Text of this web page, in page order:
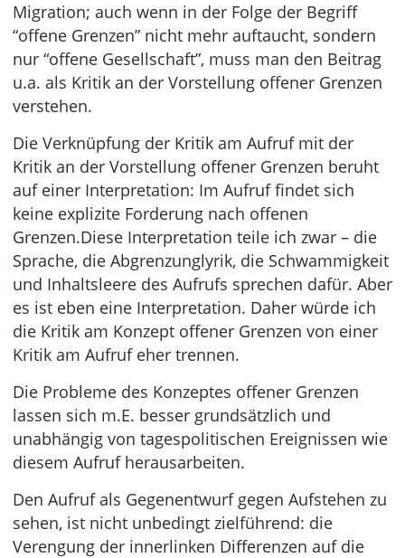
Migration; auch wenn in der Folge der Begriff
“offene Grenzen” nicht mehr auftaucht, sondern
nur “offene Gesellschaft”, muss man den Beitrag
u.a. als Kritik an der Vorstellung offener Grenzen
verstehen.
Die Verknüpfung der Kritik am Aufruf mit der
Kritik an der Vorstellung offener Grenzen beruht
auf einer Interpretation: Im Aufruf findet sich
keine explizite Forderung nach offenen
Grenzen.Diese Interpretation teile ich zwar – die
Sprache, die Abgrenzunglyrik, die Schwammigkeit
und Inhaltsleere des Aufrufs sprechen dafür. Aber
es ist eben eine Interpretation. Daher würde ich
die Kritik am Konzept offener Grenzen von einer
Kritik am Aufruf eher trennen.
Die Probleme des Konzeptes offener Grenzen
lassen sich m.E. besser grundsätzlich und
unabhängig von tagespolitischen Ereignissen wie
diesem Aufruf herausarbeiten.
Den Aufruf als Gegenentwurf gegen Aufstehen zu
sehen, ist nicht unbedingt zielführend: die
Verengung der innerlinken Differenzen auf die